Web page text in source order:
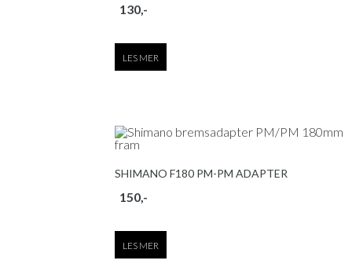
130,-
LES MER
SHIMANO F180 PM-PM ADAPTER
150,-
LES MER